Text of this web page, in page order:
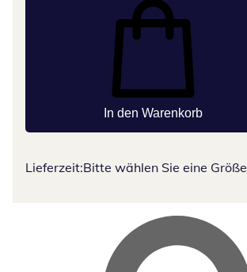
In den Warenkorb
Lieferzeit:Bitte wählen Sie eine Größe